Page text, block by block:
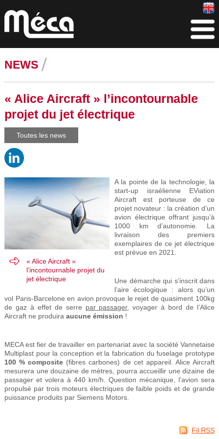
NEWS
« Alice Aircraft » l’incontournable
projet du jet électrique
Toutes les news
« Alice Aircraft »
l’incontournable projet du
jet électrique
A la pointe de la technologie, la
start-up israélienne EViation
Aircraft est porteuse de ce
projet novateur : la création d’un
avion électrique offrant jusqu’à
1000 km d’autonomie. La
livraison des premiers
exemplaires de ce jet électrique
est prévue en 2021.
Une démarche qui s’inscrit dans
l’aire écologique : alors qu’un
vol Paris-Barcelone en avion provoque le rejet de quasiment 100kg
de gaz à effet de serre par passager, voyager à bord de l’Alice
Aircraft ne produira aucune émission !
MECA est fier de travailler en partenariat avec la société Vannetaise
Multiplast pour la conception et la fabrication du fuselage prototype
100 % composite (fibres carbones) de cet appareil. Alice Aircraft
mesurera une douzaine de mètres, pourra accueillir une dizaine de
passager et volera à 440 km/h. Question mécanique, l’avion sera
propulsé par trois moteurs électriques de faible poids et de grande
puissance produits par Siemens Motors.
Fil RSS